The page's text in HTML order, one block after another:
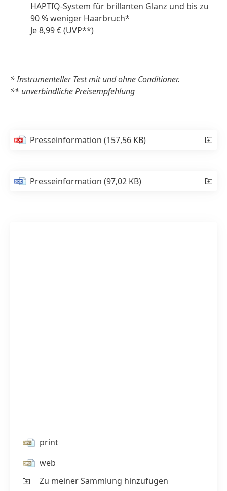
HAPTIQ-System für brillanten Glanz und bis zu
90 % weniger Haarbruch*
Je 8,99 €(UVP**)
* Instrumenteller Test mit und ohne Conditioner.
** unverbindliche Preisempfehlung
Presseinformation(157,56 KB)
Presseinformation(97,02 KB)
print
web
Zu meiner Sammlung hinzufügen